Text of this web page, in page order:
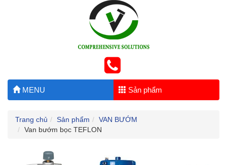
MENU Sản phẩm
Trang chủ Sản phẩm
VAN BƯỚM
Van bướm bọc TEFLON